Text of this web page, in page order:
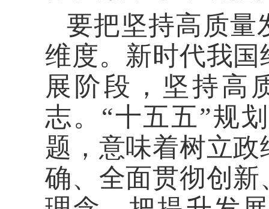
要把坚持高质量
维度。新时代我
展阶段，坚持高
志。“十五五”规
题，意味着树立
确、全面贯彻创